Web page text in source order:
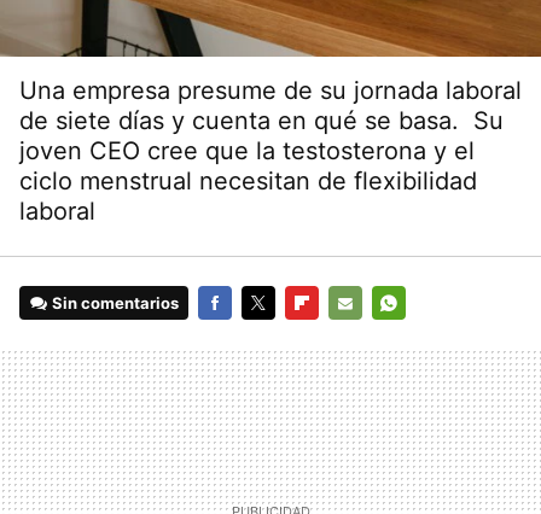
Una empresa presume de su jornada laboral
de siete días y cuenta en qué se basa. Su
joven CEO cree que la testosterona y el
ciclo menstrual necesitan de flexibilidad
laboral
Sin comentarios
MAIL